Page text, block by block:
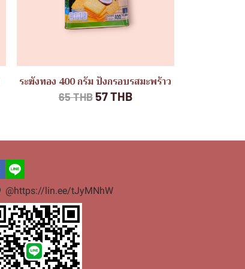
ระฆังทอง 400 กรัม ปังกรอบรสมะพร้าว
65 THB57 THB
@https://lin.ee/tJyMNhW